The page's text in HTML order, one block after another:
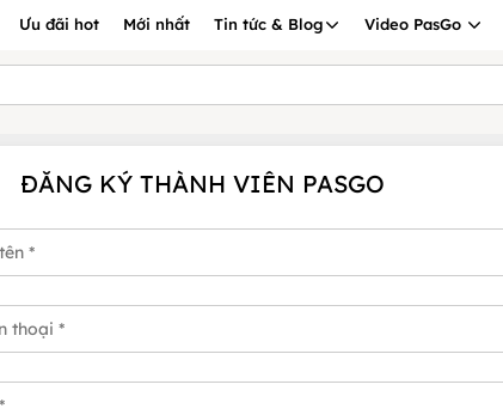
Ưu đãi hot Mới nhất Tin tức & Blog Video PasGo
ĐĂNG KÝ THÀNH VIÊN PASGO